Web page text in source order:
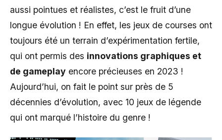
aussi pointues et réalistes, c’est le fruit d’une
longue évolution ! En effet, les jeux de courses ont
toujours été un terrain d’expérimentation fertile,
qui ont permis des innovations graphiques et
de gameplay encore précieuses en 2023 !
Aujourd’hui, on fait le point sur près de 5
décennies d’évolution, avec 10 jeux de légende
qui ont marqué l’histoire du genre !